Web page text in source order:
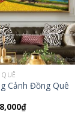
Cảnh Đồng Quê
₫